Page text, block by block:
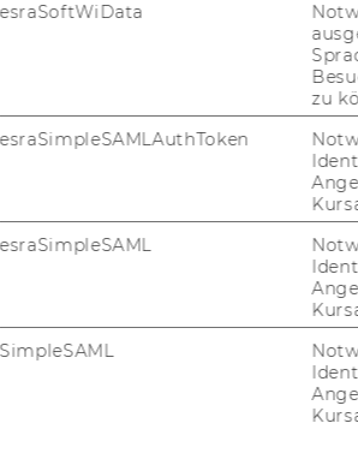
ShowCase: Aglimpse future
WU Future Experience
October 17
esraSoftWiData
zu
esraSimpleSAMLAuthToken
esraSimpleSAML
SimpleSAML